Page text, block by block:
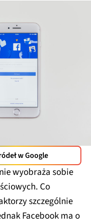
w Google
wyobraża sobie
Co
szczególnie
Facebook ma o